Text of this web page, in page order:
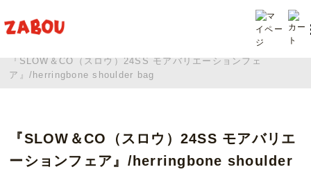
『SLOW＆CO（スロウ）24SS モアバリエーションフェ
ア』/herringbone shoulder bag
『SLOW＆CO（スロウ）24SS モアバリエ
ーションフェア』/herringbone shoulder